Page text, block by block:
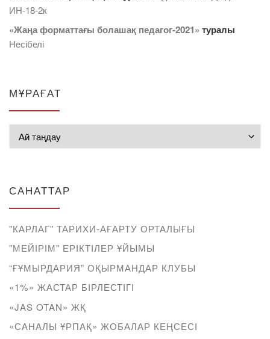
ИН-18-2к
«Жаңа форматтағы болашақ педагог-2021» туралы
Несібелі
МҰРАҒАТ
САНАТТАР
"КАРЛАГ" ТАРИХИ-АҒАРТУ ОРТАЛЫҒЫ
"МЕЙІРІМ" ЕРІКТІЛЕР ҰЙЫМЫ
“ҒҰМЫРДАРИЯ” ОҚЫРМАНДАР КЛУБЫ
«1%» ЖАСТАР БІРЛЕСТІГІ
«JAS OTAN» ЖҚ
«САНАЛЫ ҰРПАҚ» ЖОБАЛАР КЕҢСЕСІ